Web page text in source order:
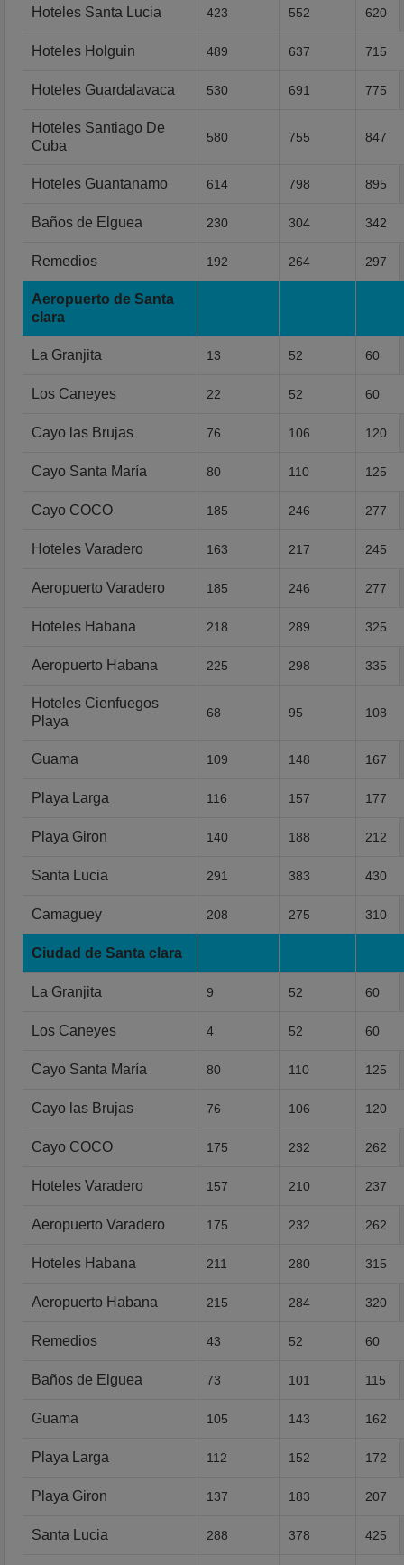
Hoteles Santa Lucia 423 552 620
Hoteles Holguin 489 637 715
Hoteles Guardalavaca 530 691 775
Hoteles Santiago De
Cuba
580 755 847
Hoteles Guantanamo 614 798 895
Baños de Elguea 230 304 342
Remedios 192 264 297
Aeropuerto de Santa
clara
La Granjita 13 52 60
Los Caneyes 22 52 60
Cayo las Brujas 76 106 120
Cayo Santa María 80 110 125
Cayo COCO 185 246 277
Hoteles Varadero 163 217 245
Aeropuerto Varadero 185 246 277
Hoteles Habana 218 289 325
Aeropuerto Habana 225 298 335
Hoteles Cienfuegos
Playa
68 95 108
Guama 109 148 167
Playa Larga 116 157 177
Playa Giron 140 188 212
Santa Lucia 291 383 430
Camaguey 208 275 310
Ciudad de Santa clara
La Granjita 9 52 60
Los Caneyes 4 52 60
Cayo Santa María 80 110 125
Cayo las Brujas 76 106 120
Cayo COCO 175 232 262
Hoteles Varadero 157 210 237
Aeropuerto Varadero 175 232 262
Hoteles Habana 211 280 315
Aeropuerto Habana 215 284 320
Remedios 43 52 60
Baños de Elguea 73 101 115
Guama 105 143 162
Playa Larga 112 152 172
Playa Giron 137 183 207
Santa Lucia 288 378 425